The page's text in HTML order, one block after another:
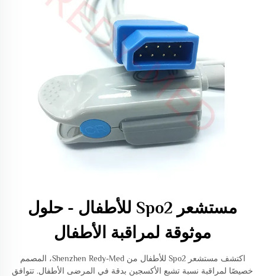
مستشعر Spo2 للأطفال - حلول
موثوقة لمراقبة الأطفال
اكتشف مستشعر Spo2 للأطفال من Shenzhen Redy-Med، المصمم
خصيصًا لمراقبة نسبة تشبع الأكسجين بدقة في المرضى الأطفال. تتوافق